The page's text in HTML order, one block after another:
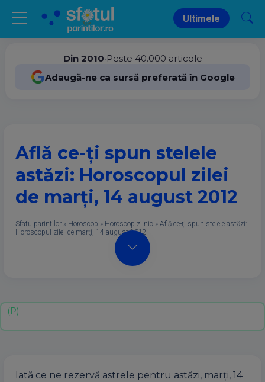
Ultimele
Din 2010•Peste 40.000 articole
Adaugă-ne ca sursă preferată în Google
Află ce-ţi spun stelele
astăzi: Horoscopul zilei
de marţi, 14 august 2012
Sfatulparintilor » Horoscop » Horoscop zilnic » Află ce-ţi spun stelele astăzi:
Horoscopul zilei de marţi, 14 august 2012
Iată ce ne rezervă astrele pentru astăzi, marţi, 14